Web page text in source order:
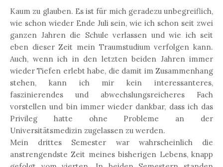
Kaum zu glauben. Es ist für mich geradezu unbegreiflich,
wie schon wieder Ende Juli sein, wie ich schon seit zwei
ganzen Jahren die Schule verlassen und wie ich seit
eben dieser Zeit mein Traumstudium verfolgen kann.
Auch, wenn ich in den letzten beiden Jahren immer
wieder Tiefen erlebt habe, die damit im Zusammenhang
stehen, kann ich mir kein interessanteres,
faszinierendes und abwechslungsreicheres Fach
vorstellen und bin immer wieder dankbar, dass ich das
Privileg hatte ohne Probleme an der
Universitätsmedizin zugelassen zu werden.
Mein drittes Semester war wahrscheinlich die
anstrengendste Zeit meines bisherigen Lebens, knapp